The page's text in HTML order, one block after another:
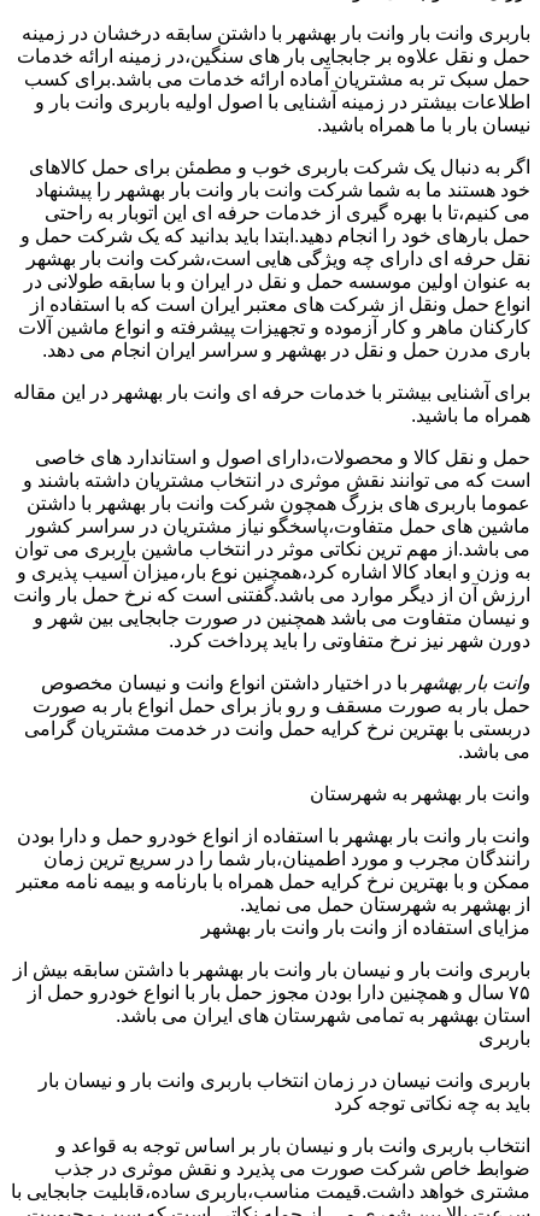
باربری وانت بار وانت بار بهشهر با داشتن سابقه درخشان در زمینه
حمل و نقل علاوه بر جابجایی بار های سنگین،در زمینه ارائه خدمات
حمل سبک تر به مشتریان آماده ارائه خدمات می باشد.برای کسب
اطلاعات بیشتر در زمینه آشنایی با اصول اولیه باربری وانت بار و
نیسان بار با ما همراه باشید.
اگر به دنبال یک شرکت باربری خوب و مطمئن برای حمل کالاهای
خود هستند ما به شما شرکت وانت بار وانت بار بهشهر را پیشنهاد
می کنیم،تا با بهره گیری از خدمات حرفه ای این اتوبار به راحتی
حمل بارهای خود را انجام دهید.ابتدا باید بدانید که یک شرکت حمل و
نقل حرفه ای دارای چه ویژگی هایی است،شرکت وانت بار بهشهر
به عنوان اولین موسسه حمل و نقل در ایران و با سابقه طولانی در
انواع حمل ونقل از شرکت های معتبر ایران است که با استفاده از
کارکنان ماهر و کار آزموده و تجهیزات پیشرفته و انواع ماشین آلات
باری مدرن حمل و نقل در بهشهر و سراسر ایران انجام می دهد.
برای آشنایی بیشتر با خدمات حرفه ای وانت بار بهشهر در این مقاله
همراه ما باشید.
حمل و نقل کالا و محصولات،دارای اصول و استاندارد های خاصی
است که می توانند نقش موثری در انتخاب مشتریان داشته باشند و
عموما باربری های بزرگ همچون شرکت وانت بار بهشهر با داشتن
ماشین های حمل متفاوت،پاسخگو نیاز مشتریان در سراسر کشور
می باشد.از مهم ترین نکاتی موثر در انتخاب ماشین باربری می توان
به وزن و ابعاد کالا اشاره کرد،همچنین نوع بار،میزان آسیب پذیری و
ارزش آن از دیگر موارد می باشد.گفتنی است که نرخ حمل بار وانت
و نیسان متفاوت می باشد همچنین در صورت جابجایی بین شهر و
دورن شهر نیز نرخ متفاوتی را باید پرداخت کرد.
وانت بار بهشهر با در اختیار داشتن انواع وانت و نیسان مخصوص
حمل بار به صورت مسقف و رو باز برای حمل انواع بار به صورت
دربستی با بهترین نرخ کرایه حمل وانت در خدمت مشتریان گرامی
می باشد.
وانت بار بهشهر به شهرستان
وانت بار وانت بار بهشهر با استفاده از انواع خودرو حمل و دارا بودن
رانندگان مجرب و مورد اطمینان،بار شما را در سریع ترین زمان
ممکن و با بهترین نرخ کرایه حمل همراه با بارنامه و بیمه نامه معتبر
از بهشهر به شهرستان حمل می نماید.
مزایای استفاده از وانت بار وانت بار بهشهر
باربری وانت بار و نیسان بار وانت بار بهشهر با داشتن سابقه بیش از
۷۵ سال و همچنین دارا بودن مجوز حمل بار با انواع خودرو حمل از
استان بهشهر به تمامی شهرستان های ایران می باشد.
باربری
باربری وانت نیسان در زمان انتخاب باربری وانت بار و نیسان بار
باید به چه نکاتی توجه کرد
انتخاب باربری وانت بار و نیسان بار بر اساس توجه به قواعد و
ضوابط خاص شرکت صورت می پذیرد و نقش موثری در جذب
مشتری خواهد داشت.قیمت مناسب،باربری ساده،قابلیت جابجایی با